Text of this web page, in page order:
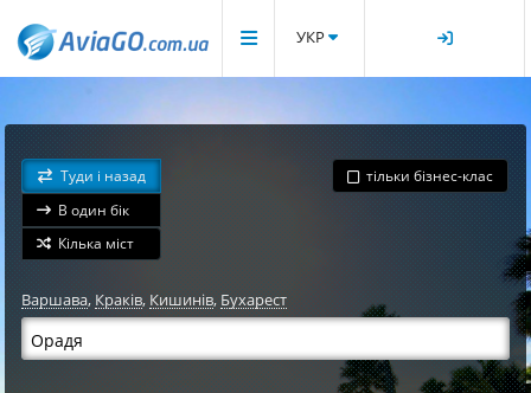
УКР
Туди і назад
В один бік
Кілька міст
тільки бізнес-клас
Варшава, Краків,Кишинів,Бухарест